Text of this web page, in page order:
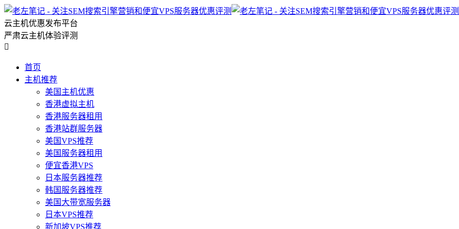
云主机优惠发布平台
严肃云主机体验评测

首页
主机推荐
美国主机优惠
香港虚拟主机
香港服务器租用
香港站群服务器
美国VPS推荐
美国服务器租用
便宜香港VPS
日本服务器推荐
韩国服务器推荐
美国大带宽服务器
日本VPS推荐
新加坡VPS推荐